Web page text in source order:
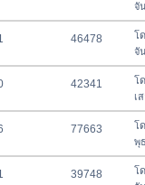
จั
46478 โ
จั
42341 โ
เ
77663 โ
พุ
39748 โ